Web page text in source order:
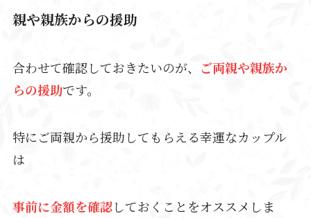
親や親族からの援助
合わせて確認しておきたいのが、
ご両親や親族か
らの援助です。
特にご両親から援助してもらえる幸運なカップル
は
事前に金額を確認しておくことをオススメしま